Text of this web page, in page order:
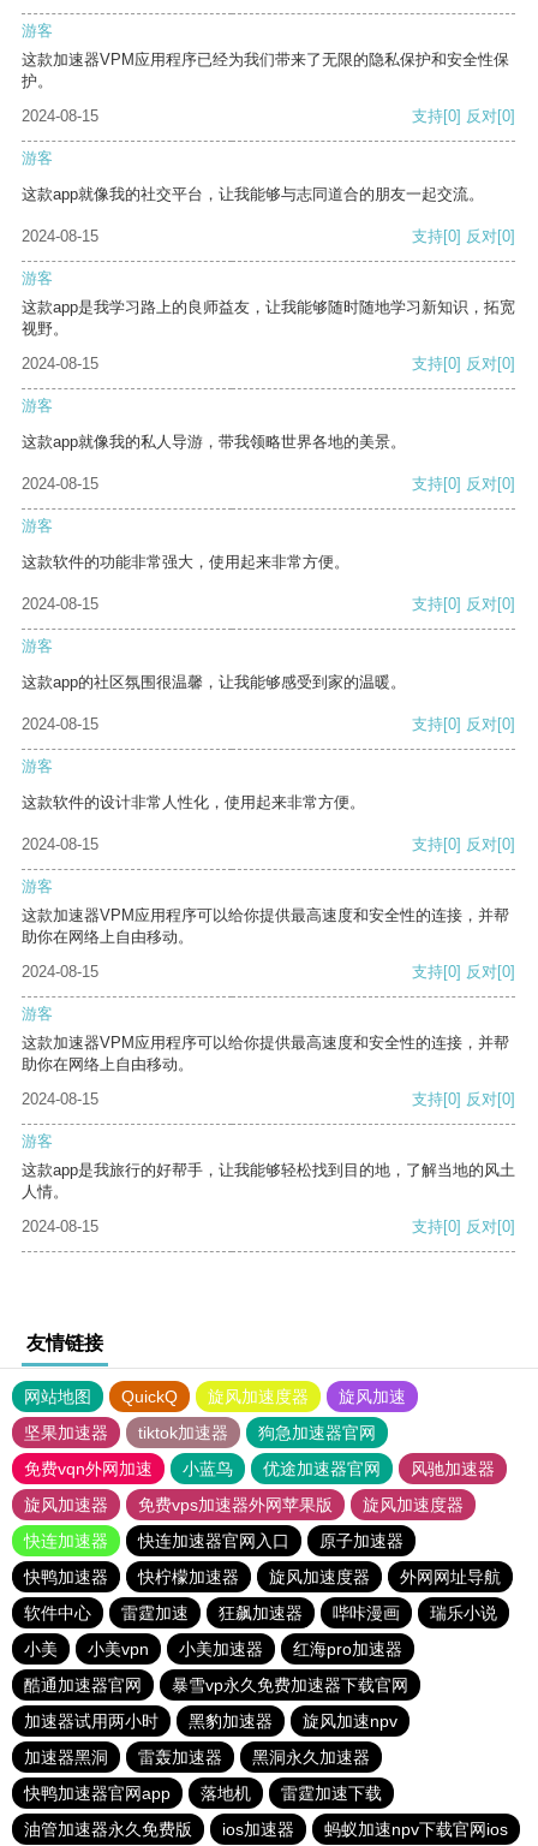
游客
这款加速器VPM应用程序已经为我们带来了无限的隐私保护和安全性保
护。
2024-08-15
支持[0] 反对[0]
游客
这款app就像我的社交平台，让我能够与志同道合的朋友一起交流。
2024-08-15 支持[0] 反对[0]
游客
这款app是我学习路上的良师益友，让我能够随时随地学习新知识，拓宽
视野。
2024-08-15
支持[0] 反对[0]
游客
这款app就像我的私人导游，带我领略世界各地的美景。
2024-08-15 支持[0] 反对[0]
游客
这款软件的功能非常强大，使用起来非常方便。
2024-08-15 支持[0] 反对[0]
游客
这款app的社区氛围很温馨，让我能够感受到家的温暖。
2024-08-15 支持[0] 反对[0]
游客
这款软件的设计非常人性化，使用起来非常方便。
2024-08-15 支持[0] 反对[0]
游客
这款加速器VPM应用程序可以给你提供最高速度和安全性的连接，并帮
助你在网络上自由移动。
2024-08-15
支持[0] 反对[0]
游客
这款加速器VPM应用程序可以给你提供最高速度和安全性的连接，并帮
助你在网络上自由移动。
2024-08-15
支持[0] 反对[0]
游客
这款app是我旅行的好帮手，让我能够轻松找到目的地，了解当地的风土
人情。
2024-08-15
支持[0] 反对[0]
友情链接
网站地图 QuickQ 旋风加速度器
旋风加速
坚果加速器
tiktok加速器
狗急加速器官网
免费vqn外网加速
小蓝鸟 优途加速器官网
风驰加速器
旋风加速器
免费vps加速器外网苹果版
旋风加速度器
快连加速器
快连加速器官网入口
原子加速器
快鸭加速器
快柠檬加速器 旋风加速度器
外网网址导航
软件中心
雷霆加速 狂飙加速器 哔咔漫画
瑞乐小说
小美
小美vpn 小美加速器
红海pro加速器
酷通加速器官网
暴雪vp永久免费加速器下载官网
加速器试用两小时
黑豹加速器
旋风加速npv
加速器黑洞
雷轰加速器
黑洞永久加速器
快鸭加速器官网app
落地机
雷霆加速下载
油管加速器永久免费版
ios加速器 蚂蚁加速npv下载官网ios